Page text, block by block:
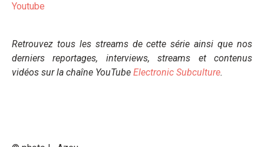
Youtube
Retrouvez tous les streams de cette série ainsi que nos
derniers reportages, interviews, streams et contenus
vidéos sur la chaîne YouTube Electronic Subculture.